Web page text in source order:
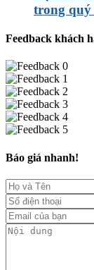
trong
Feedback khách
Báo giá nhanh!